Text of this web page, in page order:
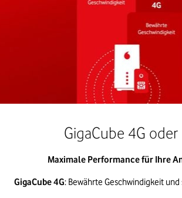
GigaCube 4G oder
Maximale Performance für Ihre
GigaCube 4G: Bewährte Geschwindigkeit